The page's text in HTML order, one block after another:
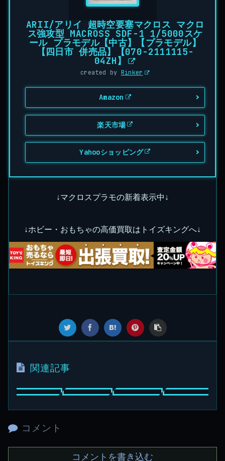
ARII/アリイ 超時空要塞マクロス マクロ
ス強攻型 MACROSS SDF-1 1/5000スケ
ール プラモデル【中古】【プラモデル】
【四日市 併売品】【070-2111115-
04ZH】
created by Rinker
Amazon
楽天市場
Yahooショッピング
↓マクロスプラモの新着表示中↓
↓ホビー・おもちゃの高価買取はトイズキングへ↓
関連記事
コメント
コメントを書き込む